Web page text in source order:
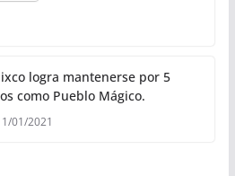
logra mantenerse por 5
como Pueblo Mágico.
01/2021